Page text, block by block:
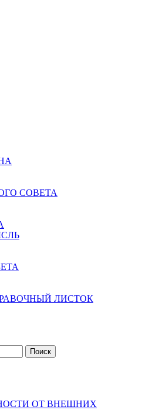
СОВЕТА
ЛИСТОК
ОТ ВНЕШНИХ